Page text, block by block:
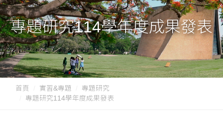
專題研究114學年度成果發表
首頁 實習&專題
專題研究
專題研究114學年度成果發表